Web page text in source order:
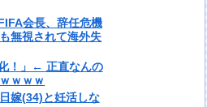
会長、辞任危機
無視されて海外失
！」← 正直なんの
ｗｗｗ
嫁(34)と妊活しな